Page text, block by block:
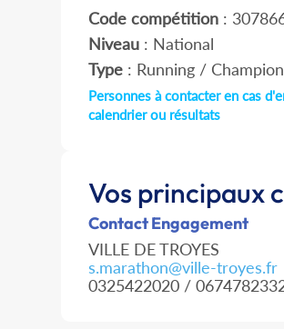
Code compétition:
Niveau: National
Type: Running /
Personnes à contacter en cas
calendrier ou résultats
Vos principaux
Contact Engagement
VILLE DE TROYES
s.marathon@ville-troyes.fr
0325422020 /